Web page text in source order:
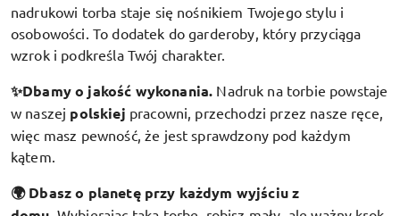
nadrukowi torba staje się nośnikiem Twojego stylu i
osobowości. To dodatek do garderoby, który przyciąga
wzrok i podkreśla Twój charakter.
✨Dbamy o jakość wykonania. Nadruk na torbie powstaje
w naszej polskiej pracowni, przechodzi przez nasze ręce,
więc masz pewność, że jest sprawdzony pod każdym
kątem.
🌍 Dbasz o planetę przy każdym wyjściu z